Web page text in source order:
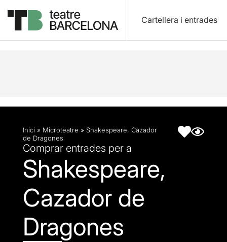
Cartellera i entrades
Descripció Fitxa artística
Inici » Microteatre » Shakespeare, Cazador
de Dragones
Comprar entrades per a
Shakespeare,
Cazador de
Dragones